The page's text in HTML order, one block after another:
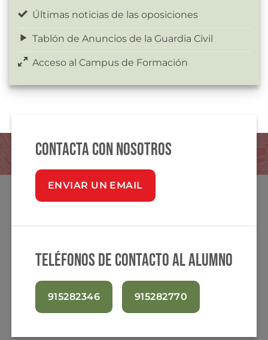
Últimas noticias de las oposiciones
Tablón de Anuncios de la Guardia Civil
Acceso al Campus de Formación
Contacta con nosotros
ENVIAR UN EMAIL
Teléfonos de contacto al alumno
915282346 915282770